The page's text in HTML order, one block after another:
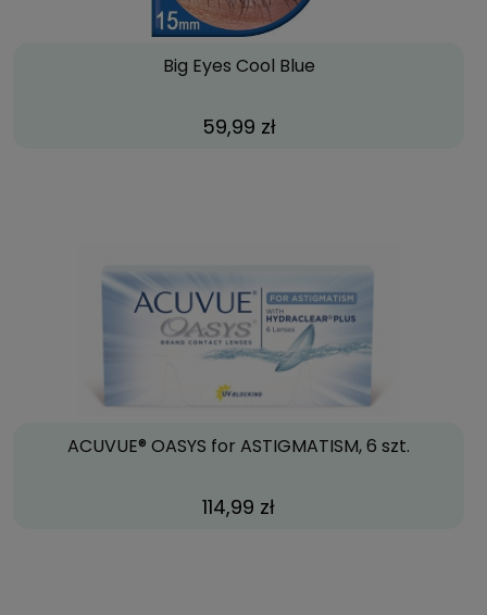
Big Eyes Cool Blue
59,99 zł
ACUVUE® OASYS for ASTIGMATISM, 6 szt.
114,99 zł